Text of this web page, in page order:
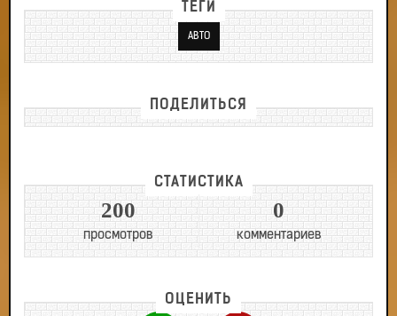
ТЕГИ
АВТО
ПОДЕЛИТЬСЯ
СТАТИСТИКА
200
просмотров
0
комментариев
ОЦЕНИТЬ